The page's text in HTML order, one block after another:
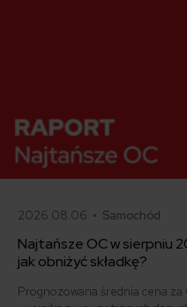
2026.08.06 • Samochód
Najtańsze OC w sierpniu
jak obniżyć składkę?
Prognozowana średnia cena